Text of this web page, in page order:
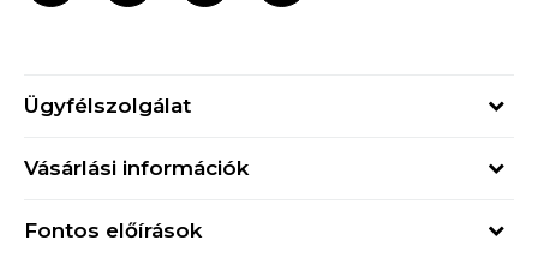
Ügyfélszolgálat
online@buzzsneakers.hu
Vásárlási információk
Fontos előírások